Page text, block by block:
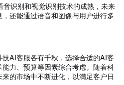
识别和视觉识别技术的成熟，未来
还能通过语音和图像与用户进行多
AI客服各有千秋，选择合适的AI客
力、预算等因素综合考虑。随着科
的市场中不断进化，以满足客户日